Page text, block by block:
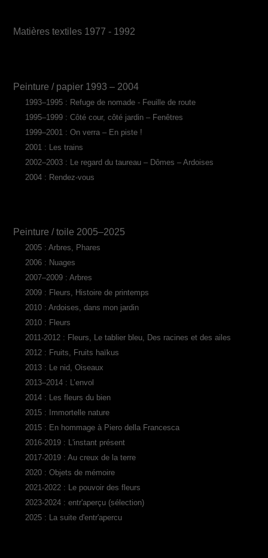
Matières textiles 1977 - 1992
Peinture / papier 1993 – 2004
1993–1995 : Refuge de nomade - Feuille de route
1995–1999 : Côté cour, côté jardin – Fenêtres
1999–2001 : On verra – En piste !
2001 : Les trains
2002–2003 : Le regard du taureau – Dômes – Ardoises
2004 : Rendez-vous
Peinture / toile 2005–2025
2005 : Arbres, Phares
2006 : Nuages
2007–2009 : Arbres
2009 : Fleurs, Histoire de printemps
2010 : Ardoises, dans mon jardin
2010 : Fleurs
2011-2012 : Fleurs, Le tablier bleu, Des racines et des ailes
2012 : Fruits, Fruits haïkus
2013 : Le nid, Oiseaux
2013–2014 : L’envol
2014 : Les fleurs du bien
2015 : Immortelle nature
2015 : En hommage à Piero della Francesca
2016-2019 : L'instant présent
2017-2019 : Au creux de la terre
2020 : Objets de mémoire
2021-2022 : Le pouvoir des fleurs
2023-2024 : entr'aperçu (sélection)
2025 : La suite d'entr'apercu